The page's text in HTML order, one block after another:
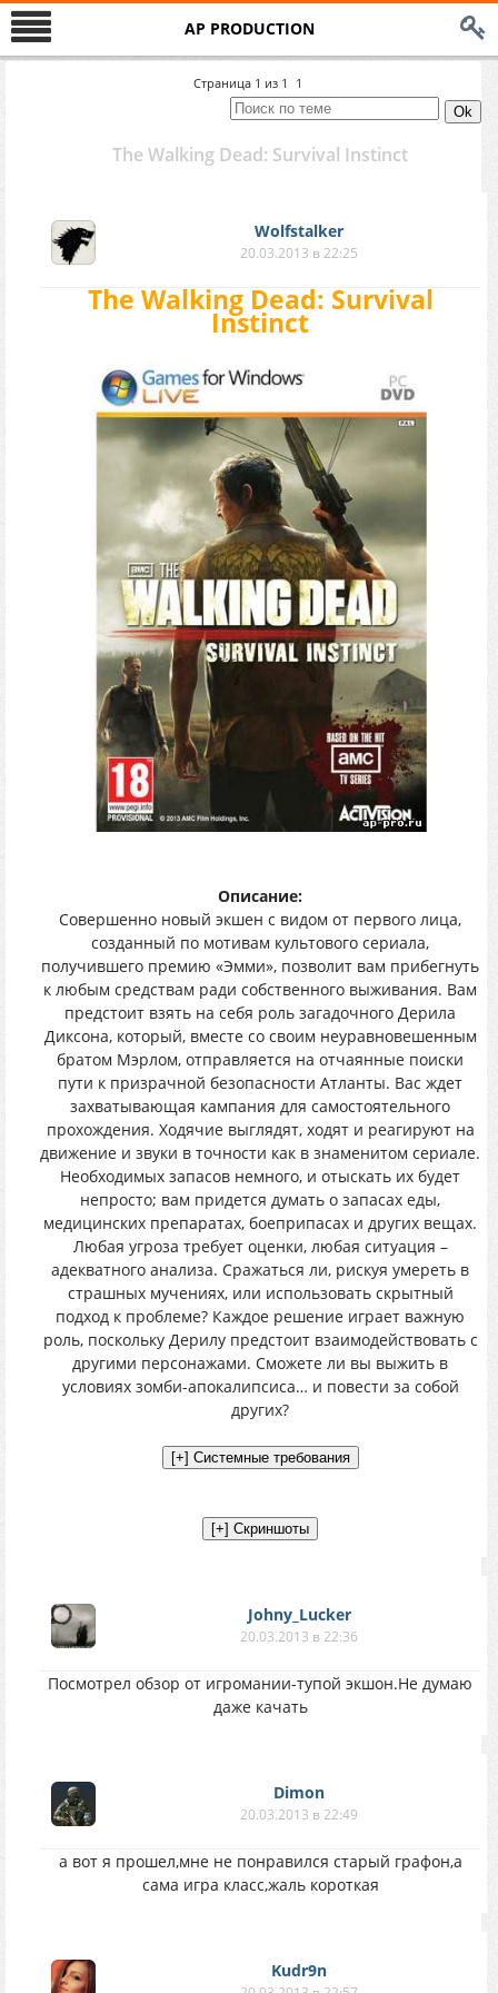
AP PRODUCTION
Страница 1 из 1 1
The Walking Dead: Survival Instinct
Wolfstalker
20.03.2013 в 22:25
The Walking Dead: Survival
Instinct
Описание:
Совершенно новый экшен с видом от первого лица,
созданный по мотивам культового сериала,
получившего премию «Эмми», позволит вам прибегнуть
к любым средствам ради собственного выживания. Вам
предстоит взять на себя роль загадочного Дерила
Диксона, который, вместе со своим неуравновешенным
братом Мэрлом, отправляется на отчаянные поиски
пути к призрачной безопасности Атланты. Вас ждет
захватывающая кампания для самостоятельного
прохождения. Ходячие выглядят, ходят и реагируют на
движение и звуки в точности как в знаменитом сериале.
Необходимых запасов немного, и отыскать их будет
непросто; вам придется думать о запасах еды,
медицинских препаратах, боеприпасах и других вещах.
Любая угроза требует оценки, любая ситуация –
адекватного анализа. Сражаться ли, рискуя умереть в
страшных мучениях, или использовать скрытный
подход к проблеме? Каждое решение играет важную
роль, поскольку Дерилу предстоит взаимодействовать с
другими персонажами. Сможете ли вы выжить в
условиях зомби-апокалипсиса… и повести за собой
других?
Johny_Lucker
20.03.2013 в 22:36
Посмотрел обзор от игромании-тупой экшон.Не думаю
даже качать
Dimon
20.03.2013 в 22:49
а вот я прошел,мне не понравился старый графон,а
сама игра класс,жаль короткая
Kudr9n